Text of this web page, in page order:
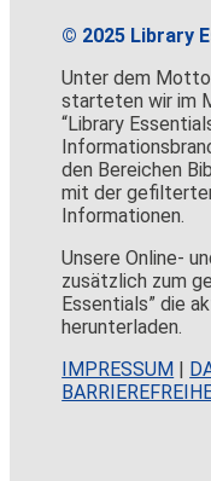
© 2025 Library
Unter dem Motto
starteten wir im
“Library
den Bereichen
mit der
Informationen.
Unsere Online-
zusätzlich zum
Essentials” die
herunterladen.
IMPRESSUM